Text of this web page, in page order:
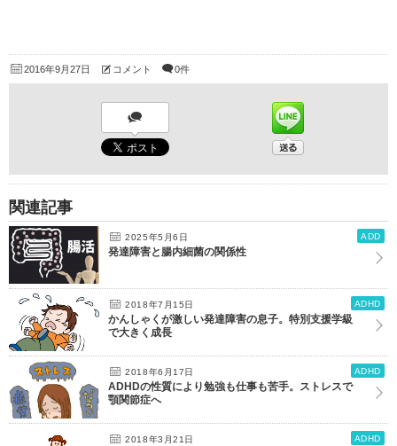
2016年9月27日 コメント 0件
関連記事
2025年5月6日 ADD
発達障害と腸内細菌の関係性
2018年7月15日 ADHD
かんしゃくが激しい発達障害の息子。特別支援学級
で大きく成長
2018年6月17日 ADHD
ADHDの性質により勉強も仕事も苦手。ストレスで
顎関節症へ
2018年3月21日 ADHD